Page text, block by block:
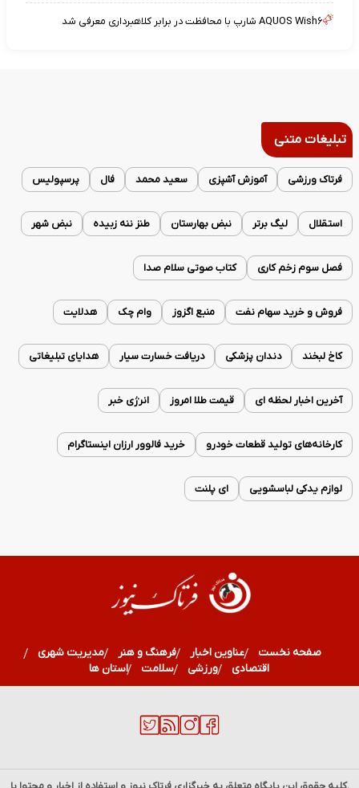
AQUOS Wish۶ شارپ با محافظت در برابر کلاهبرداری معرفی شد
تبلیغات متنی
فرتاک ورزشی آموزش آشپزی سعید محمد فال پرسپولیس
استقلال لیگ برتر نبض بهارستان طنز ننه زبیده نبض شهر
فصل سوم زخم کاری کتاب صوتی سلام صدا
فروش و خرید سهام نفت منبع اگزوز وام چک هدلایت
کاخ لبخند دندان پزشکی دریافت خسارت سیار هدایای تبلیغاتی
آخرین اخبار لحظه ای قیمت طلا امروز انرژی خبر
کارخانه‌های تولید قطعات خودرو خرید فالوور ارزان اینستاگرام
لوازم یدکی لباسشویی ای پلنت
صفحه نخست عناوین اخبار فرهنگ و هنر
مدیریت شهری
اقتصادی
ورزشی سلامت استان ها